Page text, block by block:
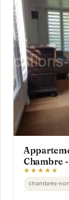
Chambre
★★★★★
chambres-